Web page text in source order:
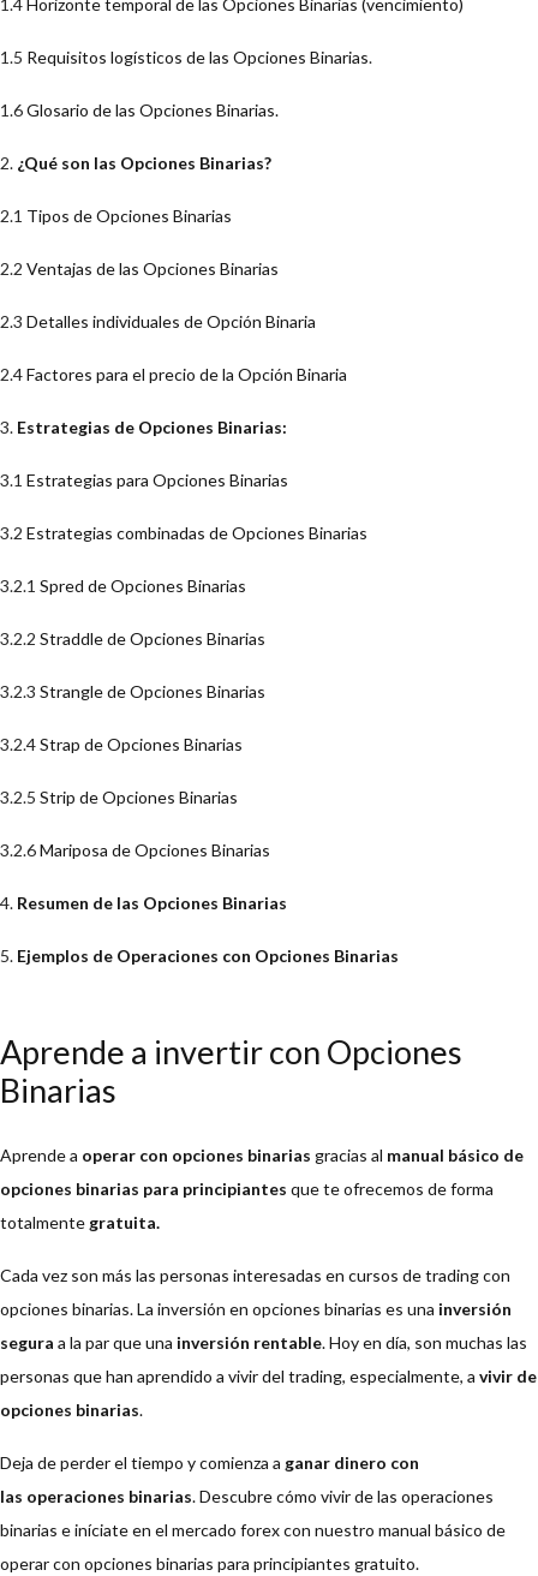
1.4 Horizonte temporal de las Opciones Binarias (vencimiento)
1.5 Requisitos logísticos de las Opciones Binarias.
1.6Glosario de las Opciones Binarias.
2. ¿Qué son las Opciones Binarias?
2.1 Tipos de Opciones Binarias
2.2 Ventajas de las Opciones Binarias
2.3 Detalles individuales de Opción Binaria
2.4Factores para el precio de la Opción Binaria
3. Estrategias de Opciones Binarias:
3.1 Estrategias para Opciones Binarias
3.2 Estrategias combinadas de Opciones Binarias
3.2.1 Spred de Opciones Binarias
3.2.2 Straddle de Opciones Binarias
3.2.3 Strangle de Opciones Binarias
3.2.4Strap de Opciones Binarias
3.2.5 Strip de Opciones Binarias
3.2.6Mariposa de Opciones Binarias
4. Resumen de las Opciones Binarias
5. Ejemplos de Operaciones con Opciones Binarias
Aprende a invertir con Opciones
Binarias
Aprende a operar con opciones binarias gracias al manual básico de
opciones binarias para principiantes que te ofrecemos de forma
totalmente gratuita.
Cada vez son más las personas interesadas en cursos de trading con
opciones binarias. La inversión en opciones binarias es una inversión
segura a la par que una inversión rentable. Hoy en día, son muchas las
personas que han aprendido a vivir del trading, especialmente, a vivir de
opciones binarias.
Deja de perder el tiempo y comienza a ganar dinero con
las operaciones binarias. Descubre cómo vivir de las operaciones
binarias e iníciate en el mercado forex con nuestro manual básico de
operar con opciones binarias para principiantes gratuito.